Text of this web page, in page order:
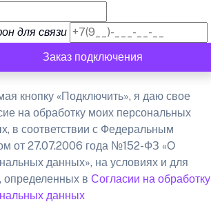
для связи
Заказ подключения
кнопку «Подключить», я даю свое
на обработку моих персональных
в соответствии с Федеральным
от 27.07.2006 года №152-ФЗ «О
данных», на условиях и для
определенных вСогласии на обработку
данных